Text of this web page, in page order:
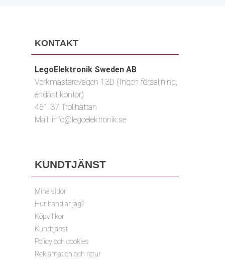
KONTAKT
LegoElektronik Sweden AB
Verkmästarevägen 13D (Ingen försäljning,
endast kontor)
461 37 Trollhättan
Mail: info@legoelektronik.se
KUNDTJÄNST
Mina sidor
Hur handlar jag?
Köpvillkor
Kundtjänst
Policy och cookies
Reklamation och retur